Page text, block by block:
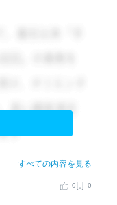
すべての内容を見る
0 0